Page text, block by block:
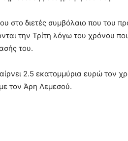
στο διετές συμβόλαιο που του
την Τρίτη λόγω του χρόνου
του.
2.5 εκατομμύρια ευρώ τον
τον Άρη Λεμεσού.